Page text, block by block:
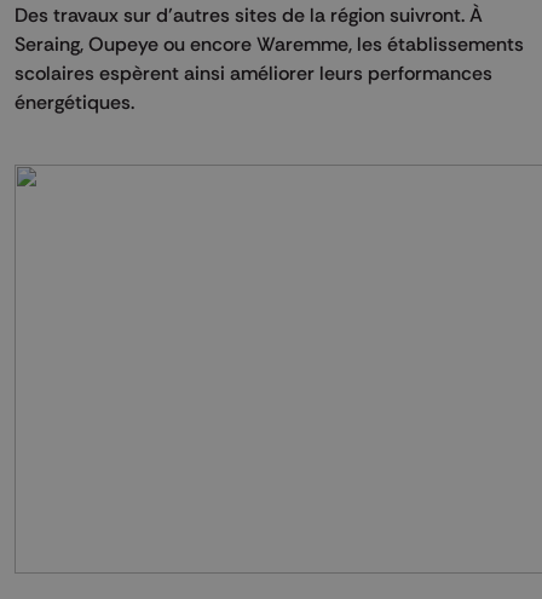
Des travaux sur d’autres sites de la région suivront. À
Seraing, Oupeye ou encore Waremme, les établissements
scolaires espèrent ainsi améliorer leurs performances
énergétiques.